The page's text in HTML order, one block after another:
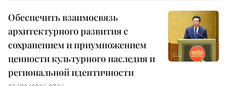
Обеспечить взаимосвязь
архитектурного развития с
сохранением и приумножением
ценности культурного наследия и
региональной идентичности